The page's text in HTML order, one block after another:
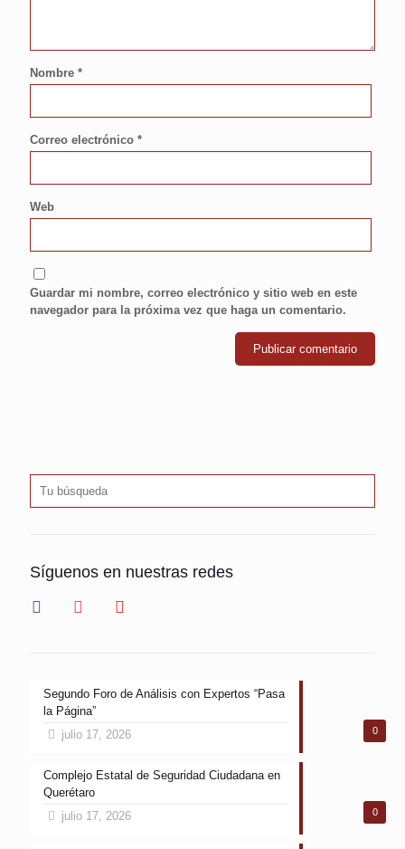
Nombre *
Correo electrónico *
Web
Guardar mi nombre, correo electrónico y sitio web en este
navegador para la próxima vez que haga un comentario.
Síguenos en nuestras redes
facebook instagram youtube
0
Segundo Foro de Análisis con Expertos “Pasa
la Página”
julio 17, 2026
0
Complejo Estatal de Seguridad Ciudadana en
Querétaro
julio 17, 2026